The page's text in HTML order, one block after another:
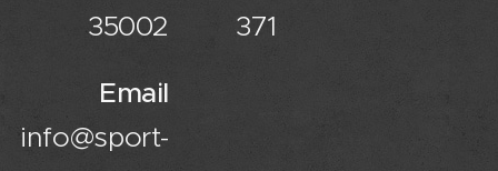
35002
Email
info@sport-
371